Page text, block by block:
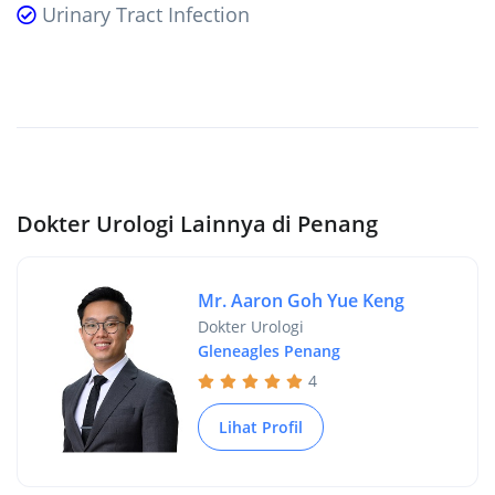
Urinary Tract Infection
Dokter Urologi Lainnya di Penang
Mr. Aaron Goh Yue Keng
Dokter Urologi
Gleneagles Penang
4
Lihat Profil